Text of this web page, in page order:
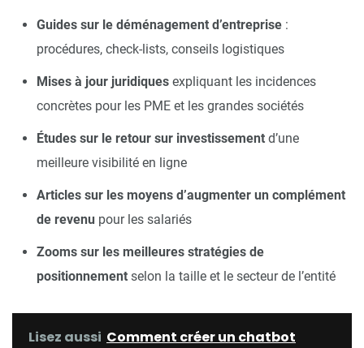
Guides sur le déménagement d’entreprise :
procédures, check-lists, conseils logistiques
Mises à jour juridiques expliquant les incidences
concrètes pour les PME et les grandes sociétés
Études sur le retour sur investissement d’une
meilleure visibilité en ligne
Articles sur les moyens d’augmenter un complément
de revenu pour les salariés
Zooms sur les meilleures stratégies de
positionnement selon la taille et le secteur de l’entité
Lisez aussi Comment créer un chatbot